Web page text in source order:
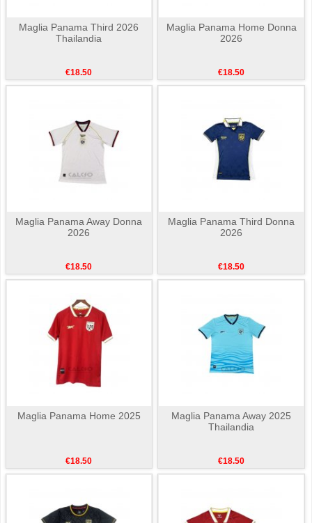
Maglia Panama Third 2026
Thailandia
€18.50
Maglia Panama Home Donna
2026
€18.50
Maglia Panama Away Donna
2026
€18.50
Maglia Panama Third Donna
2026
€18.50
Maglia Panama Home 2025
€18.50
Maglia Panama Away 2025
Thailandia
€18.50